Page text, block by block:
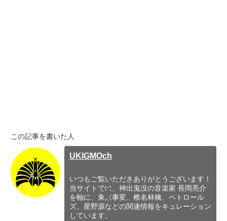
この記事を書いた人
UKIGMOch
いつもご覧いただきありがとうございます！
当サイトでは、神出鬼没の音楽家 長岡亮介
を軸に、東京事変、椎名林檎、ペトロール
ズ、星野源などの関連情報をキュレーション
しています。